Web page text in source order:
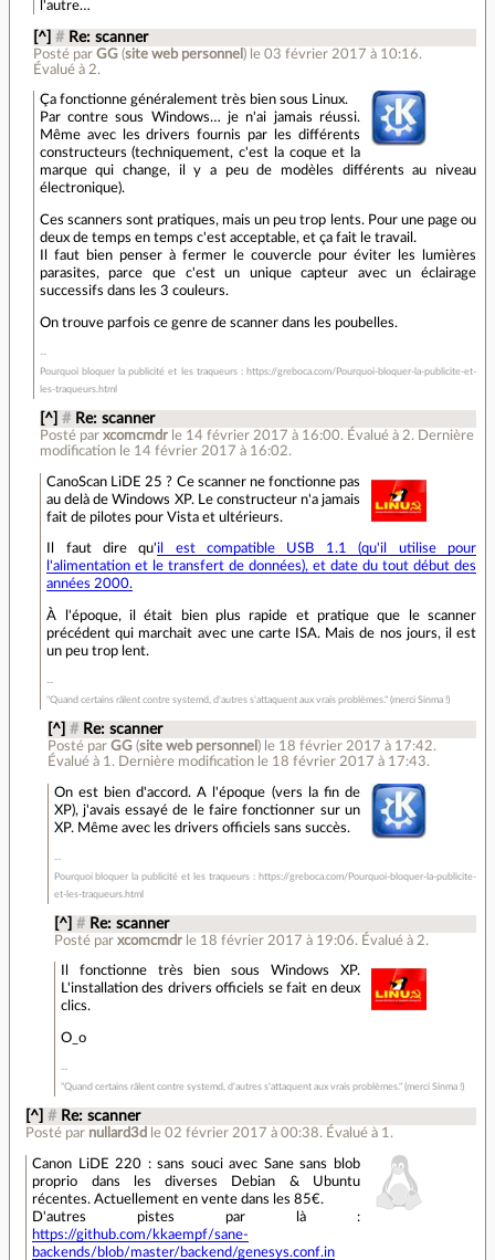
l'autre…
[^] # Re: scanner
Posté par GG(site web personnel ) le 03 février 2017 à 10:16.
Évalué à 2.
Ça fonctionne généralement très bien sous Linux.
Par contre sous Windows… je n'ai jamais réussi.
Même avec les drivers fournis par les différents
constructeurs (techniquement, c'est la coque et la
marque qui change, il y a peu de modèles différents au niveau
électronique).
Ces scanners sont pratiques, mais un peu trop lents. Pour une page ou
deux de temps en temps c'est acceptable, et ça fait le travail.
Il faut bien penser à fermer le couvercle pour éviter les lumières
parasites, parce que c'est un unique capteur avec un éclairage
successifs dans les 3 couleurs.
On trouve parfois ce genre de scanner dans les poubelles.
Pourquoi bloquer la publicité et les traqueurs : https://greboca.com/Pourquoi-bloquer-la-publicite-et-
les-traqueurs.html
[^] # Re: scanner
Posté parxcomcmdr le 14 février 2017 à 16:00. Évalué à 2. Dernière
modification le 14 février 2017 à 16:02.
CanoScan LiDE 25 ? Ce scanner ne fonctionne pas
au delà de Windows XP. Le constructeur n'a jamais
fait de pilotes pour Vista et ultérieurs.
Il faut dire qu'il est compatible USB 1.1 (qu'il utilise pour
l'alimentation et le transfert de données), et date du tout début des
années 2000.
À l'époque, il était bien plus rapide et pratique que le scanner
précédent qui marchait avec une carte ISA. Mais de nos jours, il est
un peu trop lent.
"Quand certains râlent contre systemd, d'autres s'attaquent aux vrais problèmes." (merci Sinma !)
[^] # Re: scanner
Posté par GG(site web personnel ) le 18 février 2017 à 17:42.
Évalué à 1 . Dernière modification le 18 février 2017 à 17:43.
On est bien d'accord. A l'époque (vers la fin de
XP), j'avais essayé de le faire fonctionner sur un
XP. Même avec les drivers officiels sans succès.
Pourquoi bloquer la publicité et les traqueurs : https://greboca.com/Pourquoi-bloquer-la-publicite-
et-les-traqueurs.html
[^] # Re: scanner
Posté par xcomcmdr le 18 février 2017 à 19:06. Évalué à 2.
Il fonctionne très bien sous Windows XP.
L'installation des drivers officiels se fait en deux
clics.
O_o
"Quand certains râlent contre systemd, d'autres s'attaquent aux vrais problèmes." (merci Sinma !)
[^] # Re: scanner
Posté par nullard3d le 02 février 2017 à 00:38. Évalué à 1 .
Canon LiDE 220 : sans souci avec Sane sans blob
proprio dans les diverses Debian & Ubuntu
récentes. Actuellement en vente dans les 85€.
D'autres pistes par là :
https://github.com/kkaempf/sane-
backends/blob/master/backend/genesys.conf.in